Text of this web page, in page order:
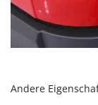
Ryobi
S
S.T.P.
Sbaraglia
Andere